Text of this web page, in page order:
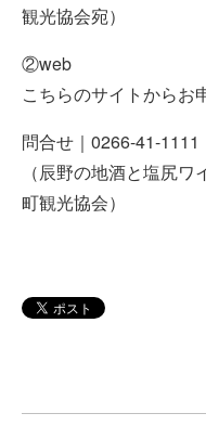
観光協会宛）
②web
こちらのサイトから
問合せ｜0266-41-1111
（辰野の地酒と塩尻
町観光協会）